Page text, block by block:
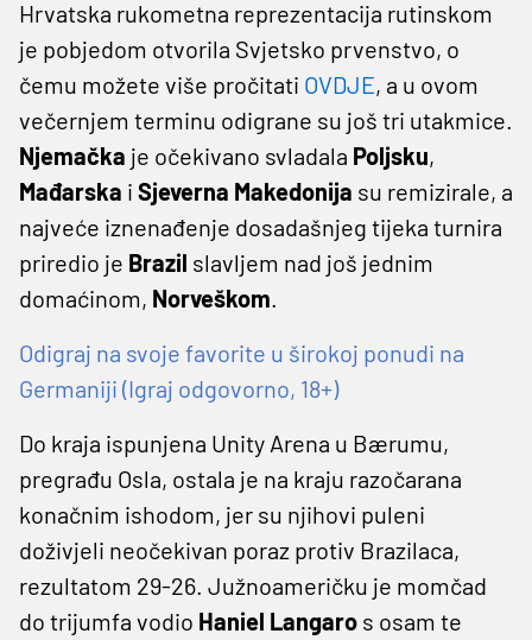
Hrvatska rukometna reprezentacija rutinskom
je pobjedom otvorila Svjetsko prvenstvo, o
čemu možete više pročitati OVDJE, a u ovom
večernjem terminu odigrane su još tri utakmice.
Njemačka je očekivano svladala Poljsku,
Mađarska i Sjeverna Makedonija su remizirale, a
najveće iznenađenje dosadašnjeg tijeka turnira
priredio je Brazil slavljem nad još jednim
domaćinom, Norveškom.
Odigraj na svoje favorite u širokoj ponudi na
Germaniji (Igraj odgovorno, 18+)
Do kraja ispunjena Unity Arena u Bærumu,
pregrađu Osla, ostala je na kraju razočarana
konačnim ishodom, jer su njihovi puleni
doživjeli neočekivan poraz protiv Brazilaca,
rezultatom 29-26. Južnoameričku je momčad
do trijumfa vodio Haniel Langaro s osam te